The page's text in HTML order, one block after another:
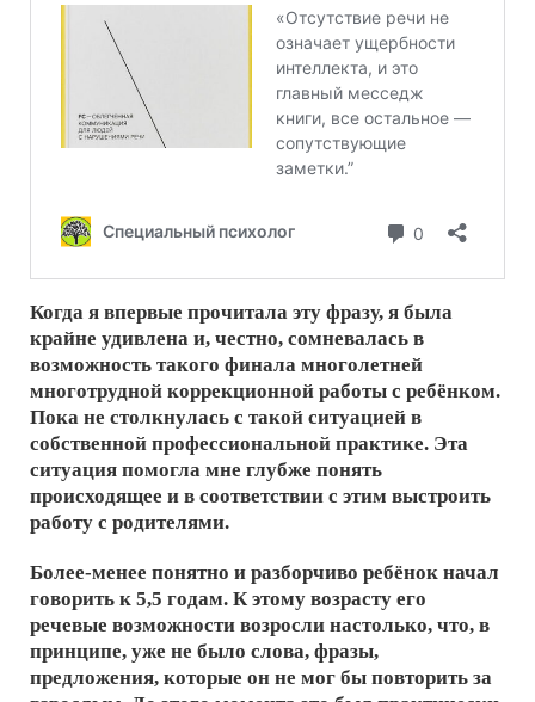
Когда я впервые прочитала эту фразу, я была
крайне удивлена и, честно, сомневалась в
возможность такого финала многолетней
многотрудной коррекционной работы с ребёнком.
Пока не столкнулась с такой ситуацией в
собственной профессиональной практике. Эта
ситуация помогла мне глубже понять
происходящее и в соответствии с этим выстроить
работу с родителями.
Более-менее понятно и разборчиво ребёнок начал
говорить к 5,5 годам. К этому возрасту его
речевые возможности возросли настолько, что, в
принципе, уже не было слова, фразы,
предложения, которые он не мог бы повторить за